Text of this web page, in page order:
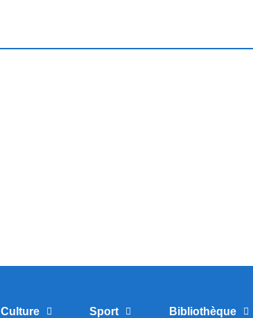
Culture Sport Bibliothèque